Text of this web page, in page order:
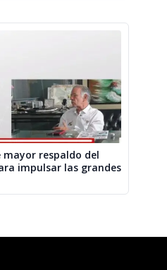
mayor respaldo del
impulsar las grandes